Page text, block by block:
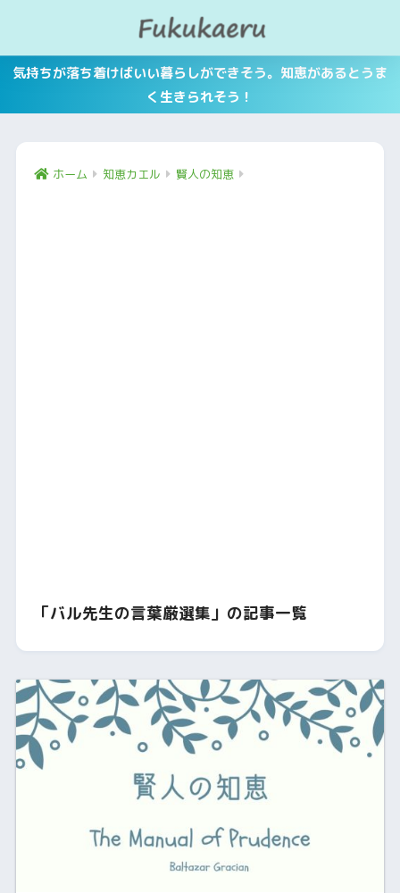
気持ちが落ち着けばいい暮らしができそう。知恵があるとうま
く生きられそう！
ホーム 知恵カエル 賢人の知恵
「バル先生の言葉厳選集」の記事一覧